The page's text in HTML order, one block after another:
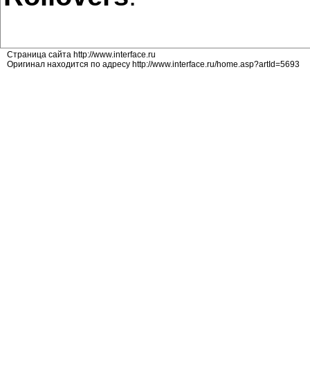
Страница сайта http://www.interface.ru
Оригинал находится по адресу http://www.interface.ru/home.asp?artId=5693